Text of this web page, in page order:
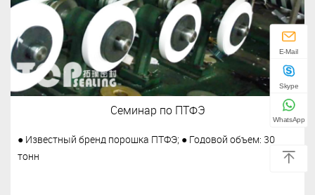
Семинар по ПТФЭ
● Известный бренд порошка ПТФЭ; ● Годовой объем: 30
тонн
E-Mail
Skype
WhatsApp